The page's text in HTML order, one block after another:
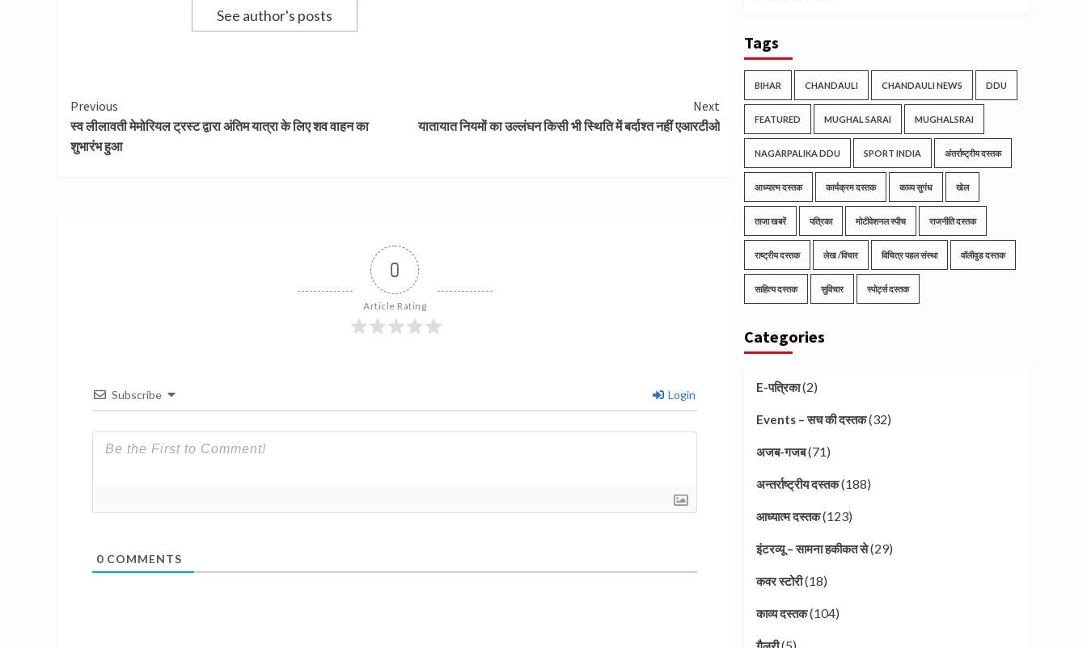
See author's posts
Continue
Reading
Previous
स्व लीलावती मेमोरियल ट्रस्ट द्वारा अंतिम यात्रा के लिए शव वाहन का
शुभारंभ हुआ
Next
यातायात नियमों का उल्लंघन किसी भी स्थिति में बर्दाश्त नहीं एआरटीओ
0
Article Rating
Subscribe Login
0 COMMENTS
Tags
BIHAR CHANDAULI CHANDAULI NEWS DDU
FEATURED MUGHAL SARAI MUGHALSRAI
NAGARPALIKA DDU SPORT INDIA अंतर्राष्ट्रीय दस्तक
आध्यात्म दस्तक कार्यक्रम दस्तक काव्य सुगंध खेल
ताजा खबरें पत्रिका मोटीवेशनल स्पीच राजनीति दस्तक
राष्ट्रीय दस्तक लेख /विचार विचित्र पहल संस्था वॉलीवुड दस्तक
साहित्य दस्तक सुविचार स्पोर्ट्स दस्तक
Categories
E-पत्रिका(2)
Events – सच की दस्तक(32)
अजब-गजब(71)
अन्तर्राष्ट्रीय दस्तक(188)
आध्यात्म दस्तक(123)
इंटरव्यू – सामना हकीकत से(29)
कवर स्टोरी(18)
काव्य दस्तक(104)